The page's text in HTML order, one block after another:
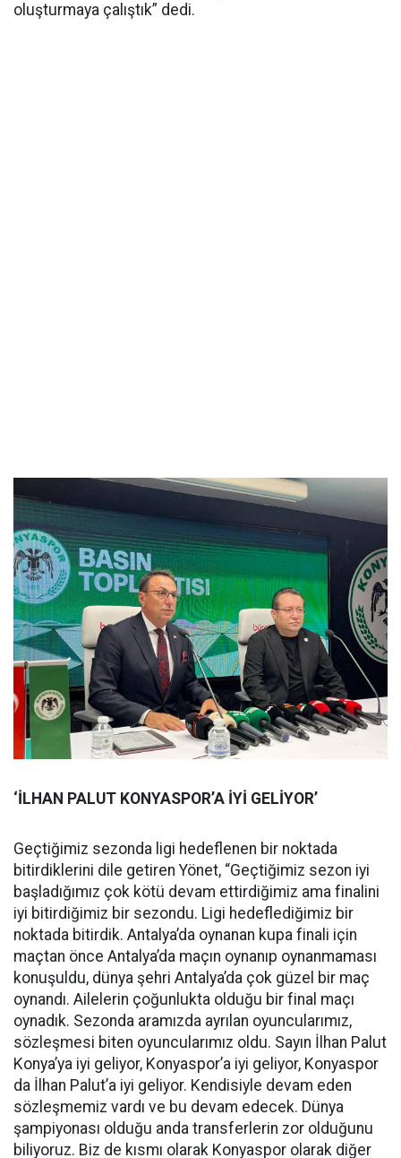
oluşturmaya çalıştık” dedi.
‘İLHAN PALUT KONYASPOR’A İYİ GELİYOR’
Geçtiğimiz sezonda ligi hedeflenen bir noktada
bitirdiklerini dile getiren Yönet, “Geçtiğimiz sezon iyi
başladığımız çok kötü devam ettirdiğimiz ama finalini
iyi bitirdiğimiz bir sezondu. Ligi hedeflediğimiz bir
noktada bitirdik. Antalya’da oynanan kupa finali için
maçtan önce Antalya’da maçın oynanıp oynanmaması
konuşuldu, dünya şehri Antalya’da çok güzel bir maç
oynandı. Ailelerin çoğunlukta olduğu bir final maçı
oynadık. Sezonda aramızda ayrılan oyuncularımız,
sözleşmesi biten oyuncularımız oldu. Sayın İlhan Palut
Konya’ya iyi geliyor, Konyaspor’a iyi geliyor, Konyaspor
da İlhan Palut’a iyi geliyor. Kendisiyle devam eden
sözleşmemiz vardı ve bu devam edecek. Dünya
şampiyonası olduğu anda transferlerin zor olduğunu
biliyoruz. Biz de kısmı olarak Konyaspor olarak diğer